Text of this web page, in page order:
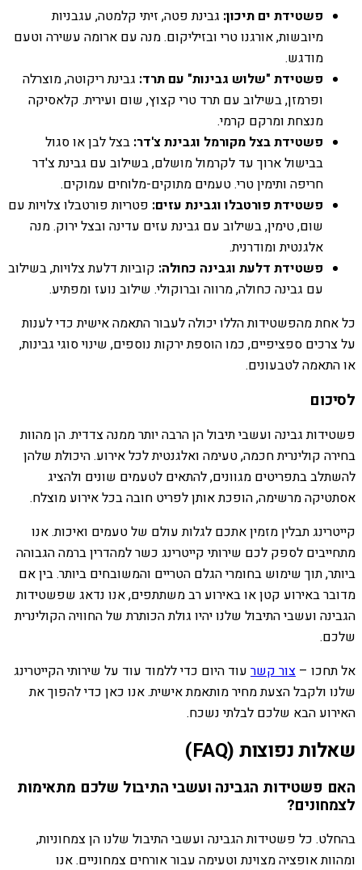
פשטידת ים תיכון: גבינת פטה, זיתי קלמטה, עגבניות
מיובשות, אורגנו טרי ובזיליקום. מנה עם ארומה עשירה וטעם
מודגש.
פשטידת "שלוש גבינות" עם תרד: גבינת ריקוטה, מוצרלה
ופרמזן, בשילוב עם תרד טרי קצוץ, שום ועירית. קלאסיקה
מנצחת ומרקם קרמי.
פשטידת בצל מקורמל וגבינת צ'דר: בצל לבן או סגול
בבישול ארוך עד לקרמול מושלם, בשילוב עם גבינת צ'דר
חריפה ותימין טרי. טעמים מתוקים-מלוחים עמוקים.
פשטידת פורטבלו וגבינת עזים: פטריות פורטבלו צלויות עם
שום, טימין, בשילוב עם גבינת עזים עדינה ובצל ירוק. מנה
אלגנטית ומודרנית.
פשטידת דלעת וגבינה כחולה: קוביות דלעת צלויות, בשילוב
עם גבינה כחולה, מרווה וברוקולי. שילוב נועז ומפתיע.
כל אחת מהפשטידות הללו יכולה לעבור התאמה אישית כדי לענות
על צרכים ספציפיים, כמו הוספת ירקות נוספים, שינוי סוגי גבינות,
או התאמה לטבעונים.
לסיכום
פשטידות גבינה ועשבי תיבול הן הרבה יותר ממנה צדדית. הן מהוות
בחירה קולינרית חכמה, טעימה ואלגנטית לכל אירוע. היכולת שלהן
להשתלב בתפריטים מגוונים, להתאים לטעמים שונים ולהציג
אסתטיקה מרשימה, הופכת אותן לפריט חובה בכל אירוע מוצלח.
קייטרינג תבלין מזמין אתכם לגלות עולם של טעמים ואיכות. אנו
מתחייבים לספק לכם שירותי קייטרינג כשר למהדרין ברמה הגבוהה
ביותר, תוך שימוש בחומרי הגלם הטריים והמשובחים ביותר. בין אם
מדובר באירוע קטן או באירוע רב משתתפים, אנו נדאג שפשטידות
הגבינה ועשבי התיבול שלנו יהיו גולת הכותרת של החוויה הקולינרית
שלכם.
אל תחכו – צור קשר עוד היום כדי ללמוד עוד על שירותי הקייטרינג
שלנו ולקבל הצעת מחיר מותאמת אישית. אנו כאן כדי להפוך את
האירוע הבא שלכם לבלתי נשכח.
שאלות נפוצות (FAQ)
האם פשטידות הגבינה ועשבי התיבול שלכם מתאימות
לצמחונים?
בהחלט. כל פשטידות הגבינה ועשבי התיבול שלנו הן צמחוניות,
ומהוות אופציה מצוינת וטעימה עבור אורחים צמחוניים. אנו